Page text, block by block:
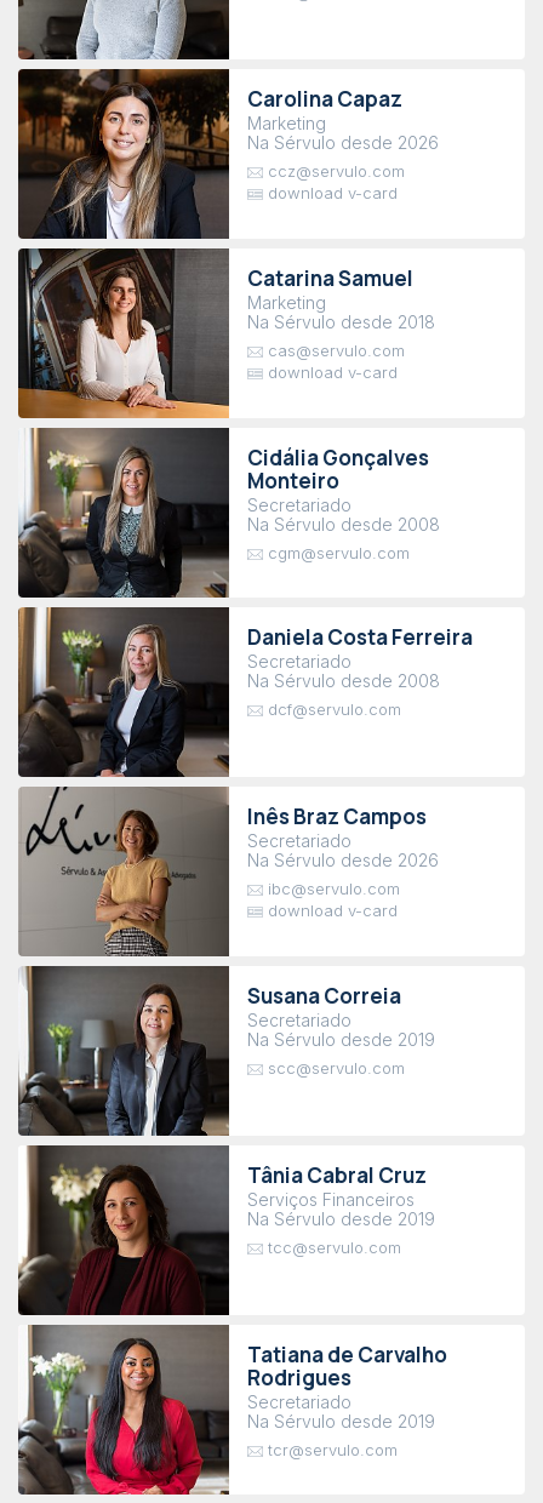
Carolina Capaz
Marketing
Na Sérvulo desde 2026
ccz@servulo.com
download v-card
Catarina Samuel
Marketing
Na Sérvulo desde 2018
cas@servulo.com
download v-card
Cidália Gonçalves
Monteiro
Secretariado
Na Sérvulo desde 2008
cgm@servulo.com
Daniela Costa Ferreira
Secretariado
Na Sérvulo desde 2008
dcf@servulo.com
Inês Braz Campos
Secretariado
Na Sérvulo desde 2026
ibc@servulo.com
download v-card
Susana Correia
Secretariado
Na Sérvulo desde 2019
scc@servulo.com
Tânia Cabral Cruz
Serviços Financeiros
Na Sérvulo desde 2019
tcc@servulo.com
Tatiana de Carvalho
Rodrigues
Secretariado
Na Sérvulo desde 2019
tcr@servulo.com